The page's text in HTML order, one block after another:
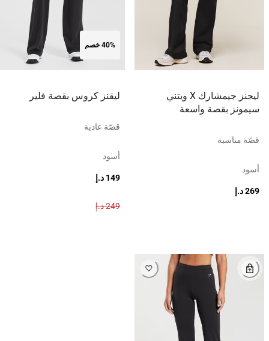
ليجنز جيمشارك X ويتني
سيمونز بقصة واسعة
قصّة مناسبة
أسود
269 د.إ
40% خصم
ليقنز كروس بقصة فلير
قصّة عادية
أسود
149 د.إ
249 د.إ